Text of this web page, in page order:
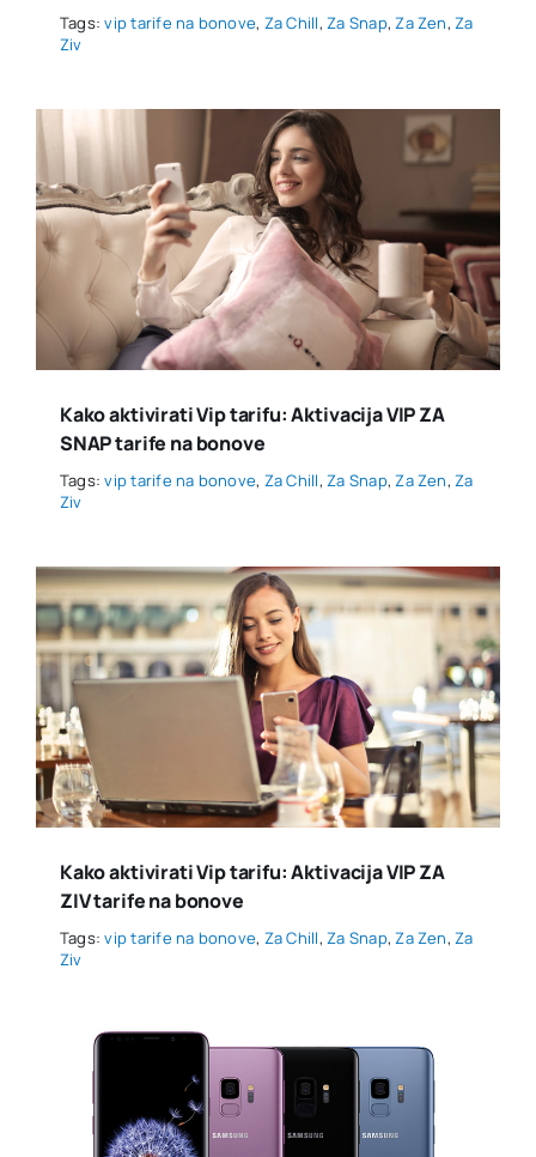
Tags:vip tarife na bonove, Za Chill,Za Snap,Za Zen,Za
Ziv
Kako aktivirati Vip tarifu: Aktivacija VIP ZA
SNAP tarife na bonove
Tags:vip tarife na bonove, Za Chill,Za Snap,Za Zen,Za
Ziv
Kako aktivirati Vip tarifu: Aktivacija VIP ZA
ZIV tarife na bonove
Tags:vip tarife na bonove, Za Chill,Za Snap,Za Zen,Za
Ziv